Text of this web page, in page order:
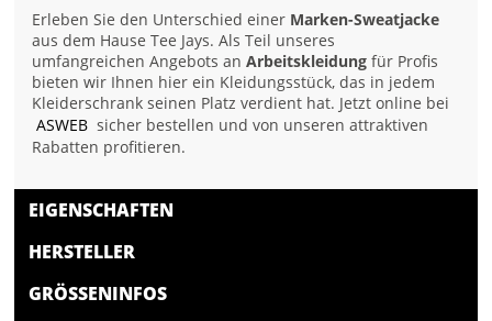
Erleben Sie den Unterschied einer Marken-Sweatjacke
aus dem Hause Tee Jays. Als Teil unseres
umfangreichen Angebots anArbeitskleidung für Profis
bieten wir Ihnen hier ein Kleidungsstück, das in jedem
Kleiderschrank seinen Platz verdient hat. Jetzt online bei
ASWEB sicher bestellen und von unseren attraktiven
Rabatten profitieren.
EIGENSCHAFTEN
HERSTELLER
GRÖSSENINFOS